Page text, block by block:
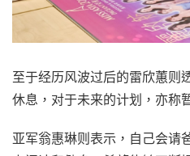
至于经历风波过后的雷欣蕙则
休息，对于未来的计划，亦称
亚军翁惠琳则表示，自己会请